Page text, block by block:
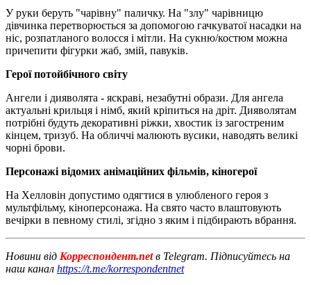
У руки беруть "чарівну" паличку. На "злу" чарівницю
дівчинка перетворюється за допомогою гачкуватої насадки на
ніс, розпатланого волосся і мітли. На сукню/костюм можна
причепити фігурки жаб, змій, павуків.
Герої потойбічного світу
Ангели і дияволята - яскраві, незабутні образи. Для ангела
актуальні крильця і ​​німб, який кріпиться на дріт. Дияволятам
потрібні будуть декоративні ріжки, хвостик із загостреним
кінцем, тризуб. На обличчі малюють вусики, наводять великі
чорні брови.
Персонажі відомих анімаційних фільмів, кіногерої
На Хелловін допустимо одягтися в улюбленого героя з
мультфільму, кіноперсонажа. На свято часто влаштовують
вечірки в певному стилі, згідно з яким і підбирають вбрання.
Новини від Корреспондент.netв Telegram. Підписуйтесь на
наш канал https://t.me/korrespondentnet